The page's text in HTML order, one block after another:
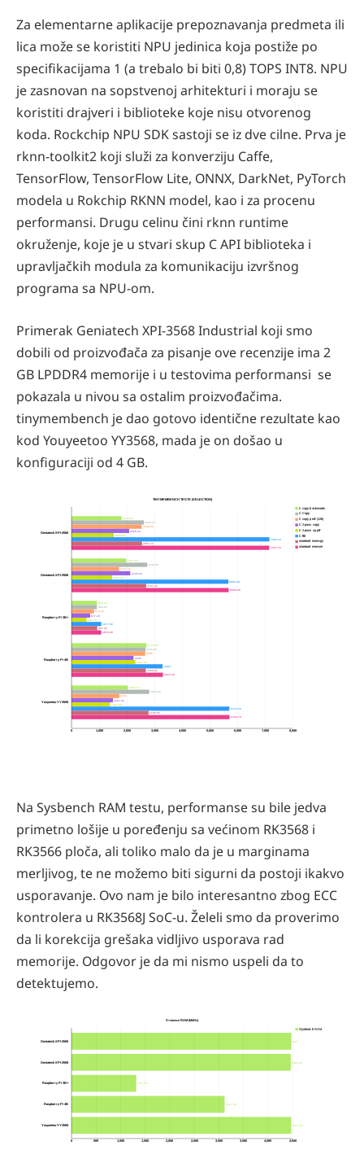
Za elementarne aplikacije prepoznavanja predmeta ili
lica može se koristiti NPU jedinica koja postiže po
specifikacijama 1 (a trebalo bi biti 0,8) TOPS INT8. NPU
je zasnovan na sopstvenoj arhitekturi i moraju se
koristiti drajveri i biblioteke koje nisu otvorenog
koda. Rockchip NPU SDK sastoji se iz dve cilne. Prva je
rknn-toolkit2 koji služi za konverziju Caffe,
TensorFlow, TensorFlow Lite, ONNX, DarkNet, PyTorch
modela u Rokchip RKNN model, kao i za procenu
performansi. Drugu celinu čini rknn runtime
okruženje, koje je u stvari skup C API biblioteka i
upravljačkih modula za komunikaciju izvršnog
programa sa NPU-om.
Primerak Geniatech XPI-3568 Industrial koji smo
dobili od proizvođača za pisanje ove recenzije ima 2
GB LPDDR4 memorije i u testovima performansi se
pokazala u nivou sa ostalim proizvođačima.
tinymembench je dao gotovo identične rezultate kao
kod Youyeetoo YY3568, mada je on došao u
konfiguraciji od 4 GB.
1813.20
1981.90
922.10
2715.50
2039.10
2619.10
2738.40
2679.80
2538.30
1725.40
814.40
2668
1736
2089.40
2128.40
677.20
2245
1501.20
1529.60
1467.70
543.70
2311.30
1391.20
7166.10
5680.40
1077.30
3300
5715.20
2551.10
2701.40
931.40
2689.80
2789.90
7157.70
5689.40
1076.90
3310.20
5722.70
TINYMEMBENCH TESTS (SELECTION)
0 1,000 2,000 3,000 4,000 5,000 6,000 7,000 8,000
Geniatech XPI-3566
Geniatech XPI-3568
Raspberry Pi 3B+
Raspberry Pi 4B
Youyeetoo YY3568
C copy backwards
C Copy
C copy pref. (32b)
C 2-pass copy
C 2-pass cp prf
C fill
standard memcpy
standard memset
Na Sysbench RAM testu, performanse su bile jedva
primetno lošije u poređenju sa većinom RK3568 i
RK3566 ploča, ali toliko malo da je u marginama
merljivog, te ne možemo biti sigurni da postoji ikakvo
usporavanje. Ovo nam je bilo interesantno zbog ECC
kontrolera u RK3568J SoC-u. Želeli smo da proverimo
da li korekcija grešaka vidljivo usporava rad
memorije. Odgovor je da mi nismo uspeli da to
detektujemo.
4477
4465.20
1317.76
3117.09
4475.26
Sysbench RAM (MiB/s)
0 500 1,000 1,500 2,000 2,500 3,000 3,500 4,000 4,500
Geniatech XPI-3566
Geniatech XPI-3568
Raspberry Pi 3B+
Raspberry Pi 4B
Youyeetoo YY3568
Sysbench RAM